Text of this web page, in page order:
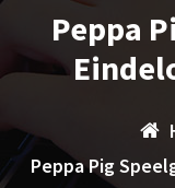
Peppa
Peppa Pig